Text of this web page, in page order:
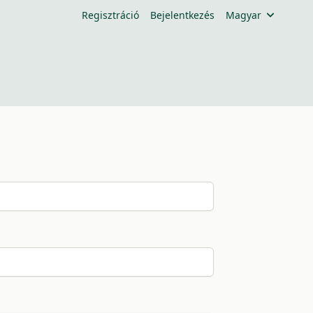
Regisztráció Bejelentkezés Magyar